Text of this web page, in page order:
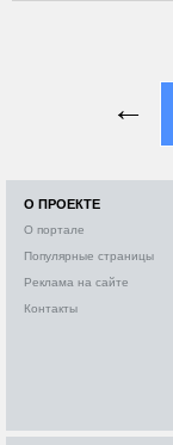
←
О ПРОЕКТЕ
О портале
Популярные страницы
Реклама на сайте
Контакты